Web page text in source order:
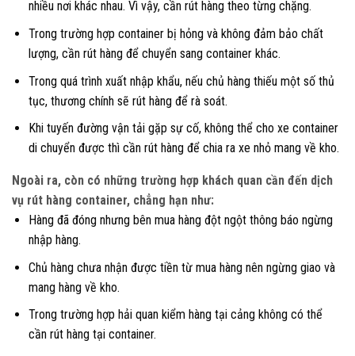
nhiều nơi khác nhau. Vì vậy, cần rút hàng theo từng chặng.
Trong trường hợp container bị hỏng và không đảm bảo chất
lượng, cần rút hàng để chuyển sang container khác.
Trong quá trình xuất nhập khẩu, nếu chủ hàng thiếu một số thủ
tục, thương chính sẽ rút hàng để rà soát.
Khi tuyến đường vận tải gặp sự cố, không thể cho xe container
di chuyển được thì cần rút hàng để chia ra xe nhỏ mang về kho.
Ngoài ra, còn có những trường hợp khách quan cần đến dịch
vụ rút hàng container, chẳng hạn như:
Hàng đã đóng nhưng bên mua hàng đột ngột thông báo ngừng
nhập hàng.
Chủ hàng chưa nhận được tiền từ mua hàng nên ngừng giao và
mang hàng về kho.
Trong trường hợp hải quan kiểm hàng tại cảng không có thể
cần rút hàng tại container.